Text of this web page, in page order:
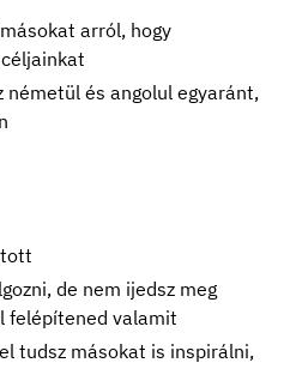
arról, hogy
németül és angolul egyaránt,
de nem ijedsz meg
felépítened valamit
tudsz másokat is inspirálni,